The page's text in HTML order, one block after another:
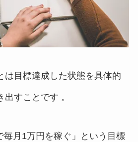
は目標達成した状態を具体的
すことです 。
毎月1万円を稼ぐ」という目標